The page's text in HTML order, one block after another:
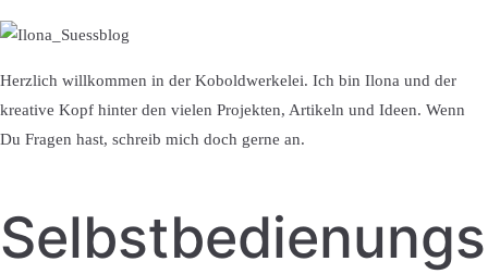
Herzlich willkommen in der Koboldwerkelei. Ich bin Ilona und der
kreative Kopf hinter den vielen Projekten, Artikeln und Ideen. Wenn
Du Fragen hast, schreib mich doch gerne an.